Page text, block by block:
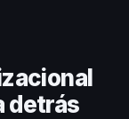
detrás